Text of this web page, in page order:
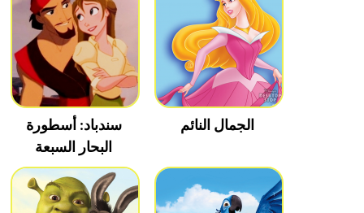
سندباد: أسطورة
البحار السبعة
الجمال النائم